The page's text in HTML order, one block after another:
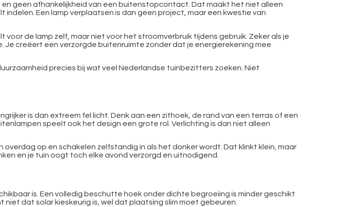
geen afhankelijkheid van een buitenstopcontact. Dat maakt het niet alleen
Een lamp verplaatsen is dan geen project, maar een kwestie van
de lamp zelf, maar niet voor het stroomverbruik tijdens gebruik. Zeker als je
creëert een verzorgde buitenruimte zonder dat je energierekening mee
precies bij wat veel Nederlandse tuinbezitters zoeken. Niet
is dan extreem fel licht. Denk aan een zithoek, de rand van een terras of een
speelt ook het design een grote rol. Verlichting is dan niet alleen
op en schakelen zelfstandig in als het donker wordt. Dat klinkt klein, maar
en je tuin oogt toch elke avond verzorgd en uitnodigend.
is. Een volledig beschutte hoek onder dichte begroeiing is minder geschikt
dat solar kieskeurig is, wel dat plaatsing slim moet gebeuren.